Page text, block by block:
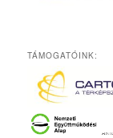
TÁMOGATÓINK: